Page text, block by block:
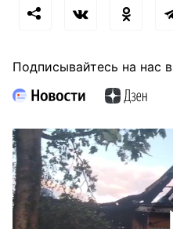
Подписывайтесь на нас в